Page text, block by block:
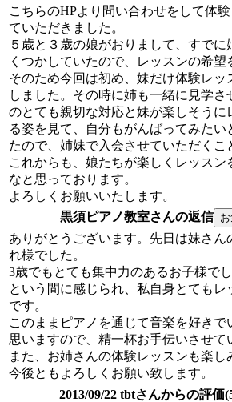
こちらのHPより問い合わせをして体
ていただきました。
５歳と３歳の娘がおりまして、すでに
くつかしていたので、レッスンの希望
そのため今回は初め、妹だけ体験レッ
しました。その時に姉も一緒に見学さ
のとても親切な対応と妹が楽しそうに
る姿を見て、自分もがんばってみたい
たので、姉妹で入会させていただくこ
これからも、娘たちが楽しくレッスン
なと思っております。
よろしくお願いいたします。
黒須ピアノ教室さんの返信
ありがとうございます。先日は妹さん
れ様でした。
3歳でもとても集中力のあるお子様で
という間に感じられ、私自身とてもレ
です。
このままピアノを通じて音楽を好きで
思いますので、精一杯お手伝いさせて
また、お姉さんの体験レッスンも楽し
今後ともよろしくお願い致します。
2013/09/22 tbtさんからの評価